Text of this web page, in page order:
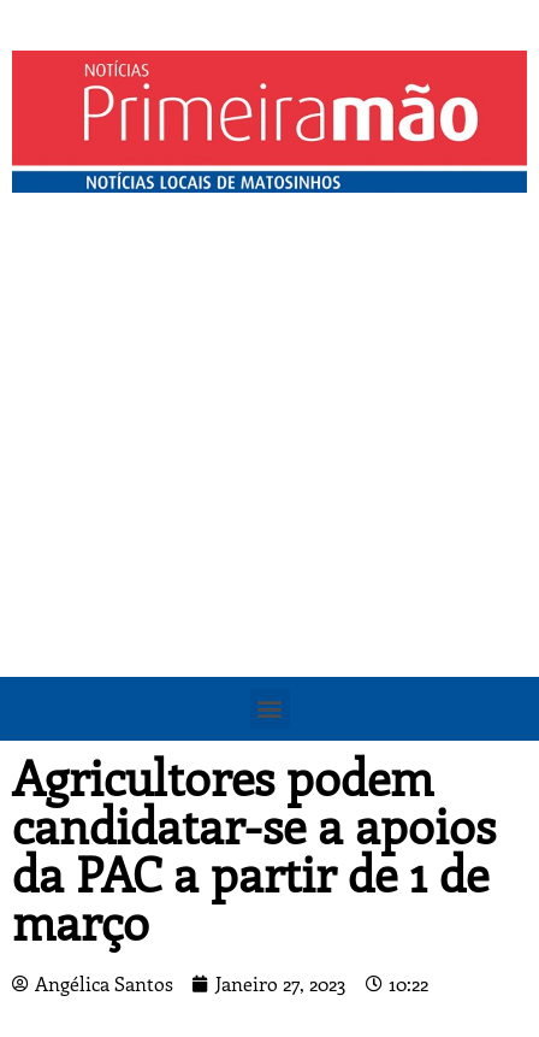
Agricultores podem
candidatar-se a apoios
da PAC a partir de 1 de
março
Angélica Santos Janeiro 27, 2023 10:22